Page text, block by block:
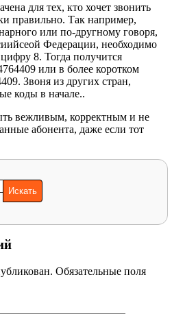
для тех, кто хочет звонить
правильно. Так например,
или по-другному говоря,
Федерации, необходимо
8. Тогда получится
или в более коротком
Звоня из других стран,
коды в начале..
вежливым, корректным и не
абонента, даже если тот
Обязательные поля